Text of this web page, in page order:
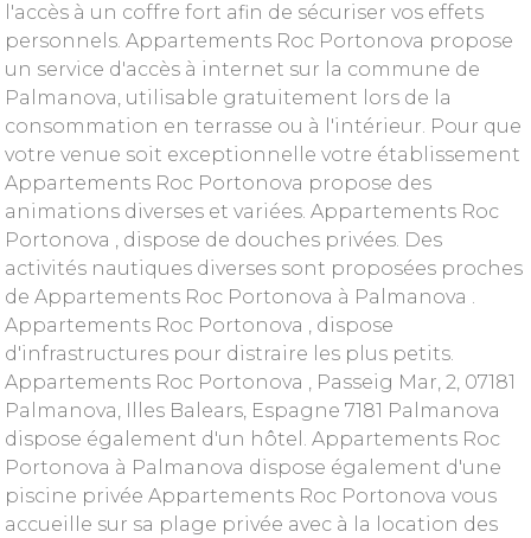
l'accès à un coffre fort afin de sécuriser vos effets
personnels. Appartements Roc Portonova propose
un service d'accès à internet sur la commune de
Palmanova, utilisable gratuitement lors de la
consommation en terrasse ou à l'intérieur. Pour que
votre venue soit exceptionnelle votre établissement
Appartements Roc Portonova propose des
animations diverses et variées. Appartements Roc
Portonova , dispose de douches privées. Des
activités nautiques diverses sont proposées proches
de Appartements Roc Portonova à Palmanova .
Appartements Roc Portonova , dispose
d'infrastructures pour distraire les plus petits.
Appartements Roc Portonova , Passeig Mar, 2, 07181
Palmanova, Illes Balears, Espagne 7181 Palmanova
dispose également d'un hôtel. Appartements Roc
Portonova à Palmanova dispose également d'une
piscine privée Appartements Roc Portonova vous
accueille sur sa plage privée avec à la location des